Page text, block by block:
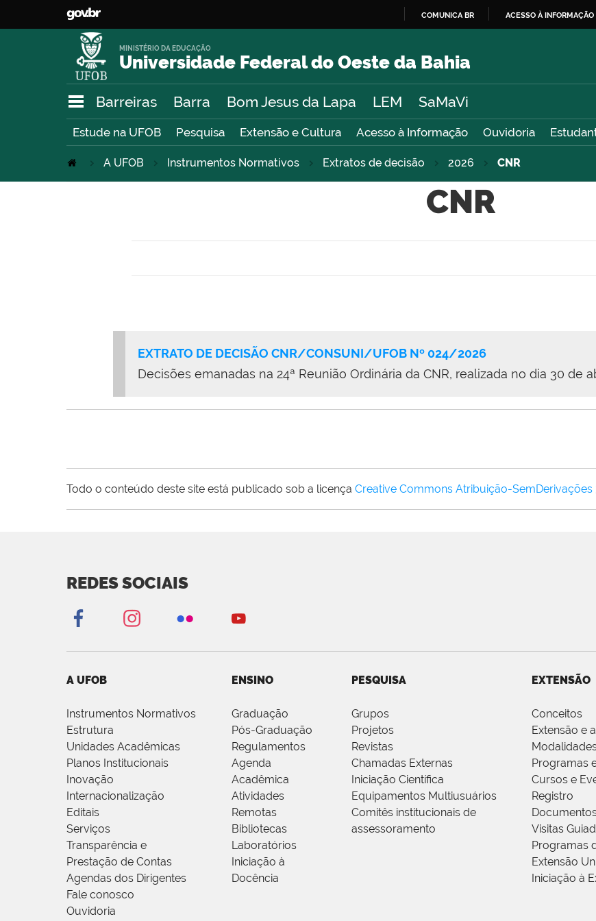
O
COMUNICA BR ACESSO À INFORMAÇÃO
Universidade Federal do Oeste da Bahia
MINISTÉRIO DA EDUCAÇÃO
Barreiras Barra Bom Jesus da Lapa LEM SaMaVi
Estude na UFOB Pesquisa Extensão e Cultura Acesso à Informação Ouvidoria
A UFOB Instrumentos Normativos Extratos de decisão 2026 CNR
CNR
EXTRATO DE DECISÃO CNR/CONSUNI/UFOB Nº 024/2026
Decisões emanadas na 24ª Reunião Ordinária da CNR, realizada no dia 30 de
Todo o conteúdo deste site está publicado sob a licença Creative Commons Atribuição-SemDerivações
REDES SOCIAIS
A UFOB
Instrumentos Normativos
Estrutura
Unidades Acadêmicas
Planos Institucionais
Inovação
Internacionalização
Editais
Serviços
Transparência e
Prestação de Contas
Agendas dos Dirigentes
Fale conosco
Ouvidoria
ENSINO
Graduação
Pós-Graduação
Regulamentos
Agenda
Acadêmica
Atividades
Remotas
Bibliotecas
Laboratórios
Iniciação à
Docência
PESQUISA
Grupos
Projetos
Revistas
Chamadas Externas
Iniciação Científica
Equipamentos Multiusuários
Comitês institucionais de
assessoramento
EXTENSÃO
Conceitos
Extensão e
Programas
Cursos e
Registro
Visitas
Programas
Extensão
Iniciação à